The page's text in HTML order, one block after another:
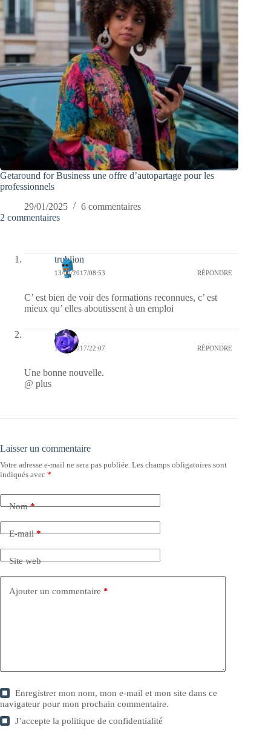
Getaround for Business une offre d’autopartage pour les
professionnels
29/01/2025
6 commentaires
2 commentaires
trublion
13/09/2017/08:53 RÉPONDRE
C’ est bien de voir des formations reconnues, c’ est
mieux qu’ elles aboutissent à un emploi
covix
12/09/2017/22:07 RÉPONDRE
Une bonne nouvelle.
@ plus
Laisser un commentaire
Votre adresse e-mail ne sera pas publiée. Les champs obligatoires sont
indiqués avec *
Nom*
E-mail*
Site web
Ajouter un commentaire *
Enregistrer mon nom, mon e-mail et mon site dans ce
navigateur pour mon prochain commentaire.
J’accepte lapolitique de confidentialité